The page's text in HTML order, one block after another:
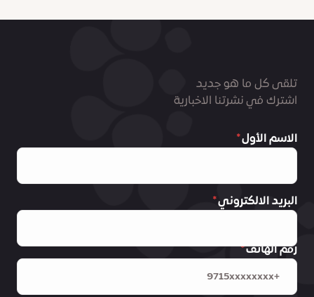
تلقى كل ما هو جديد
اشترك في نشرتنا الاخبارية
الاسم الأول
البريد الالكتروني
رقم الهاتف